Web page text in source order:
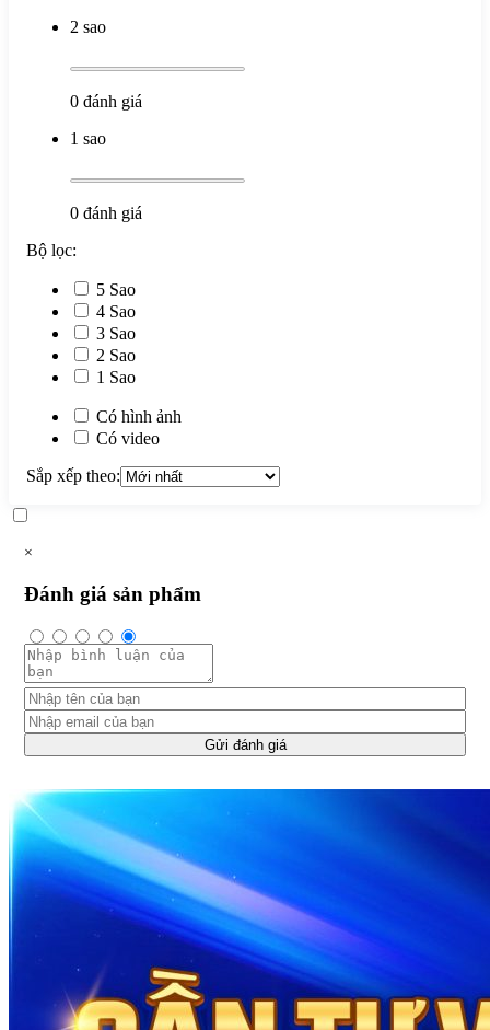
2 sao
0 đánh giá
1 sao
0 đánh giá
Bộ lọc:
5 Sao
4 Sao
3 Sao
2 Sao
1 Sao
Có hình ảnh
Có video
Sắp xếp theo:
×
Đánh giá sản phẩm
Gửi đánh giá